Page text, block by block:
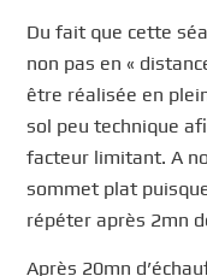
Du fait que cette
non pas en «
être réalisée en
sol peu technique
facteur limitant. A
sommet plat
répéter après 2mn
Après 20mn